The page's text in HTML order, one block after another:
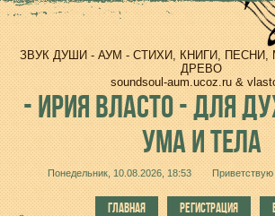
ЗВУК ДУШИ - АУМ - СТИХИ, КНИГИ,
ДРЕВО
soundsoul-aum.ucoz.ru &
-ИРИЯ ВЛАСТО - ДЛЯ
УМА И ТЕЛА
Понедельник, 10.08.2026, 18:53 Приветствую
ГЛАВНАЯ РЕГИСТРАЦИЯ